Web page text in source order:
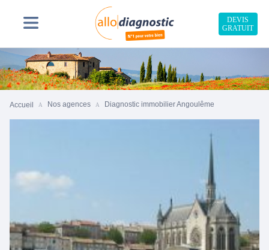
DEVIS
GRATUIT
Accueil Nos agences Diagnostic immobilier Angoulême